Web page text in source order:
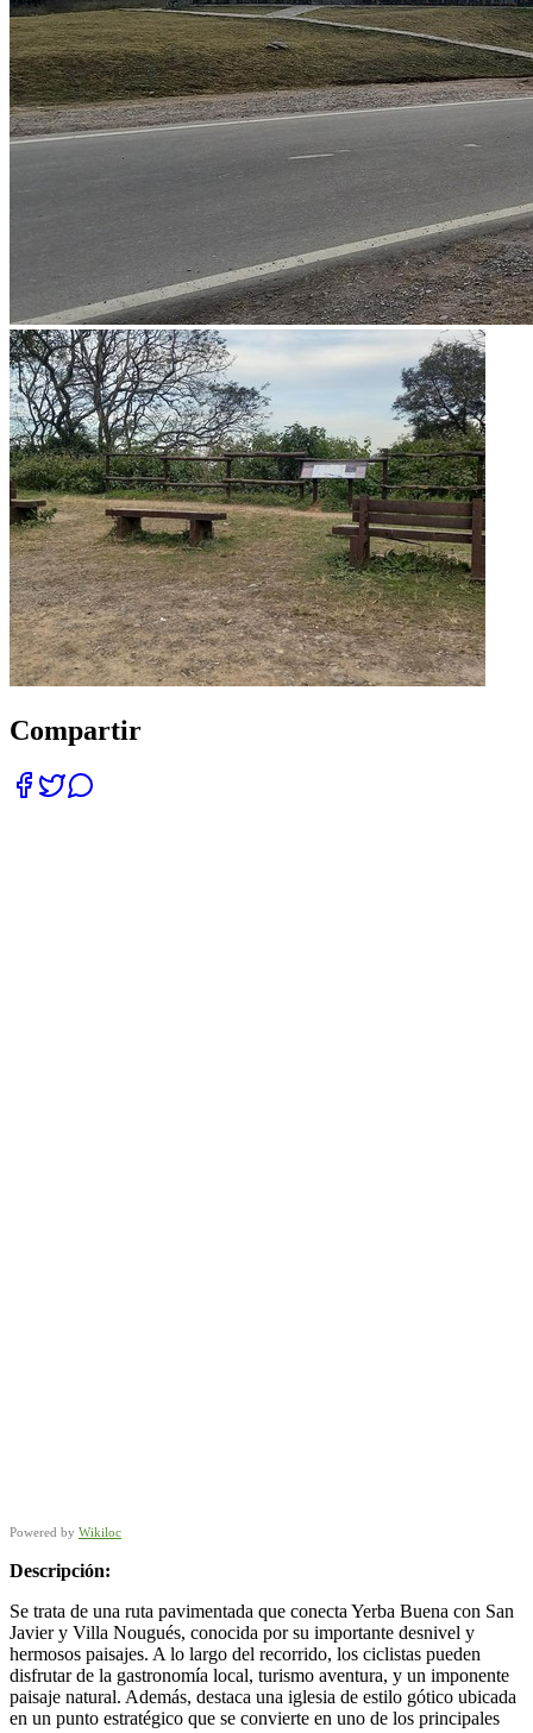
Compartir
Powered by Wikiloc
Descripción:
Se trata de una ruta pavimentada que conecta Yerba Buena con San
Javier y Villa Nougués, conocida por su importante desnivel y
hermosos paisajes. A lo largo del recorrido, los ciclistas pueden
disfrutar de la gastronomía local, turismo aventura, y un imponente
paisaje natural. Además, destaca una iglesia de estilo gótico ubicada
en un punto estratégico que se convierte en uno de los principales